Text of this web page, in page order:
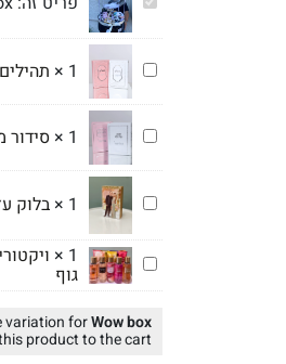
box
תהילים
ממותג
1
×
סידור
ממותג
1
×סידור
בלוק
בגודל
10*15
1
×בלוק עץ
ויקטוריה
סיקרט
/
מי
1
×
גוף
variation forWow box
product to the cart.